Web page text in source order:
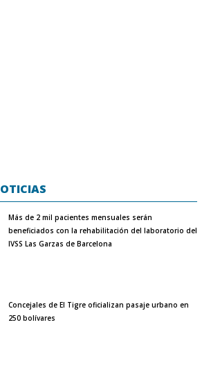
Más de 2 mil pacientes mensuales serán
beneficiados con la rehabilitación del laboratorio del
IVSS Las Garzas de Barcelona
Concejales de El Tigre oficializan pasaje urbano en
250 bolívares